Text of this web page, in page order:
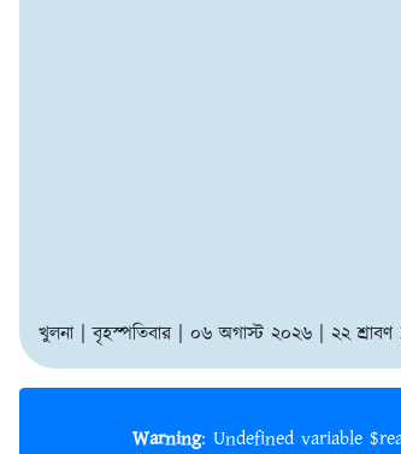
খুলনা | বৃহস্পতিবার | ০৬ অগাস্ট ২০২৬ | ২২
Warning : Undefined variable